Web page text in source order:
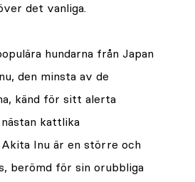
det vanliga.
hundarna från Japan
den minsta av de
känd för sitt alerta
kattlika
Inu är en större och
berömd för sin orubbliga